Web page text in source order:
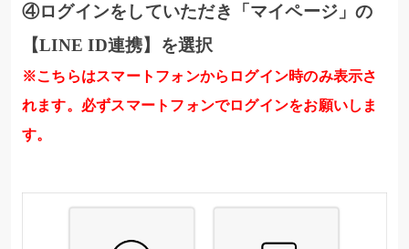
④ログインをしていただき「マイページ」の
【LINE ID連携】を選択
※こちらはスマートフォンからログイン時のみ表示さ
れます。必ずスマートフォンでログインをお願いしま
す。